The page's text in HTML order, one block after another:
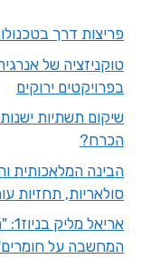
פריצות דרך
טוקניזציה של
בפרויקטים ירוקים
שיקום תשתיות
הכרח?
הבינה המלאכותית
סולאריות, תחזיות
המחשבה על